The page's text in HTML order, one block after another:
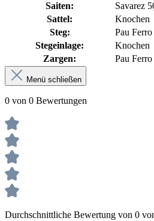
Saiten:
Savarez
Sattel:
Knochen
Steg:
Pau Ferro
Stegeinlage:
Knochen
Zargen:
Pau
Menü schließen
0 von 0 Bewertungen
Durchschnittliche Bewertung von 0